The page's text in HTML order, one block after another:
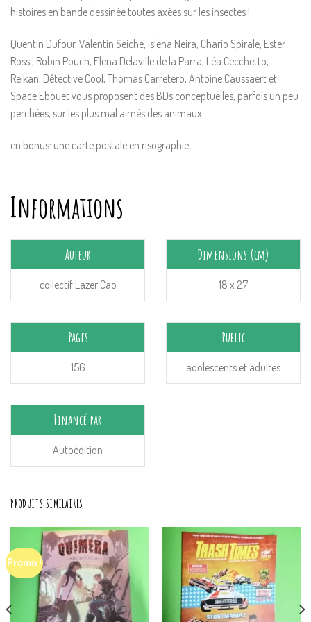
22,00 €.20,90 €.
histoires en bande dessinée toutes axées sur les insectes !
Quentin Dufour, Valentin Seiche, Islena Neira, Chario Spirale, Ester
Rossi, Robin Pouch, Elena Delaville de la Parra, Léa Cecchetto,
Reikan, Détective Cool, Thomas Carretero, Antoine Caussaert et
Space Ebouet vous proposent des BDs conceptuelles, parfois un peu
perchées, sur les plus mal aimés des animaux.
en bonus: une carte postale en risographie.
Informations
Auteur
collectif Lazer Cao
Dimensions (cm)
18 x 27
Pages
156
Public
adolescents et adultes
Financé par
Autoédition
PRODUITS SIMILAIRES
Promo !